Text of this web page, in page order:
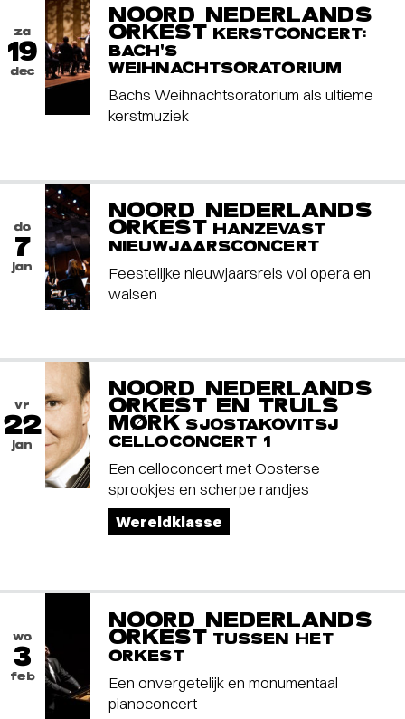
za
19
dec
NOORD NEDERLANDS
ORKEST KERSTCONCERT:
BACH'S
WEIHNACHTSORATORIUM
Bachs Weihnachtsoratorium als ultieme
kerstmuziek
do
7
jan
NOORD NEDERLANDS
ORKEST HANZEVAST
NIEUWJAARSCONCERT
Feestelijke nieuwjaarsreis vol opera en
walsen
vr
22
jan
NOORD NEDERLANDS
ORKEST EN TRULS
MØRK SJOSTAKOVITSJ
CELLOCONCERT 1
Een celloconcert met Oosterse
sprookjes en scherpe randjes
Wereldklasse
wo
3
feb
NOORD NEDERLANDS
ORKEST TUSSEN HET
ORKEST
Een onvergetelijk en monumentaal
pianoconcert